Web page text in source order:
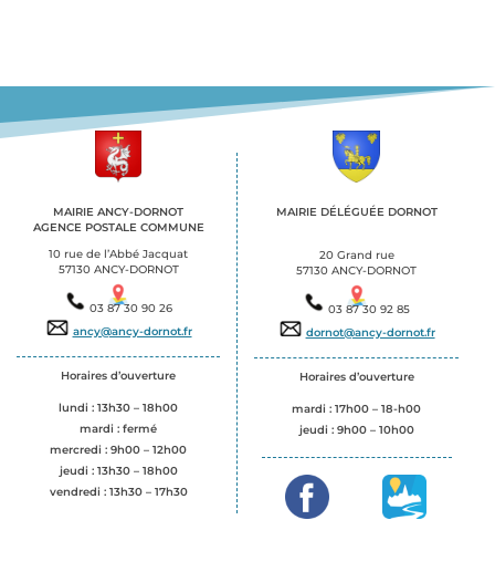
MAIRIE ANCY-DORNOT
AGENCE POSTALE COMMUNE
10 rue de l’Abbé Jacquat
57130 ANCY-DORNOT
03 87 30 90 26
ancy@ancy-dornot.fr
Horaires d’ouverture
lundi : 13h30 – 18h00
mardi : fermé
mercredi : 9h00 – 12h00
jeudi : 13h30 – 18h00
vendredi : 13h30 – 17h30
MAIRIE DÉLÉGUÉE DORNOT
20 Grand rue
57130 ANCY-DORNOT
03 87 30 92 85
dornot@ancy-dornot.fr
Horaires d’ouverture
mardi : 17h00 – 18-h00
jeudi : 9h00 – 10h00